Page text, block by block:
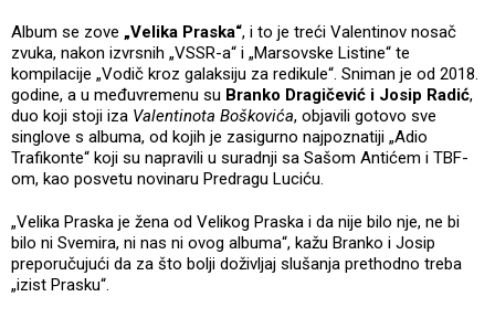
Album se zove „Velika Praska“, i to je treći Valentinov nosač
zvuka, nakon izvrsnih „VSSR-a“ i „Marsovske Listine“ te
kompilacije „Vodič kroz galaksiju za redikule“. Sniman je od 2018.
godine, a u međuvremenu su Branko Dragičević i Josip Radić,
duo koji stoji iza Valentinota Boškovića, objavili gotovo sve
singlove s albuma, od kojih je zasigurno najpoznatiji „Adio
Trafikonte“ koji su napravili u suradnji sa Sašom Antićem i TBF-
om, kao posvetu novinaru Predragu Luciću.
„Velika Praska je žena od Velikog Praska i da nije bilo nje, ne bi
bilo ni Svemira, ni nas ni ovog albuma“, kažu Branko i Josip
preporučujući da za što bolji doživljaj slušanja prethodno treba
„izist Prasku“.